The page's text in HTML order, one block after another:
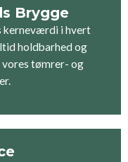
Brygge
kerneværdi i hvert
holdbarhed og
tømrer- og